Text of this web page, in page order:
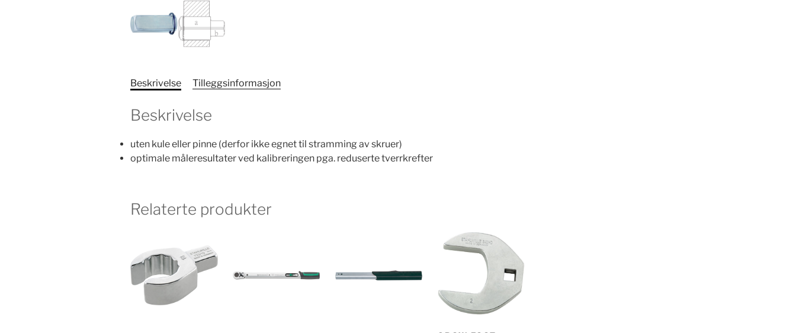
Beskrivelse Tilleggsinformasjon
Beskrivelse
uten kule eller pinne (derfor ikke egnet til stramming av skruer)
optimale måleresultater ved kalibreringen pga. reduserte tverrkrefter
Relaterte produkter